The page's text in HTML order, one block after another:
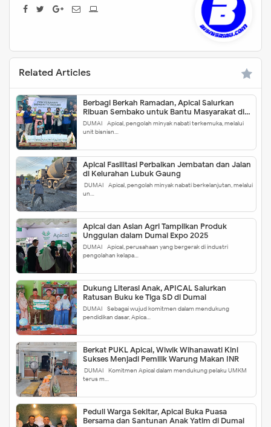
Related Articles
Berbagi Berkah Ramadan, Apical Salurkan
Ribuan Sembako untuk Bantu Masyarakat di
Dumai
DUMAI - Apical, pengolah minyak nabati terkemuka, melalui
unit bisnisn…
Apical Fasilitasi Perbaikan Jembatan dan Jalan
di Kelurahan Lubuk Gaung
DUMAI - Apical, pengolah minyak nabati berkelanjutan, melalui
un…
Apical dan Asian Agri Tampilkan Produk
Unggulan dalam Dumai Expo 2025
DUMAI - Apical, perusahaan yang bergerak di industri
pengolahan kelapa…
Dukung Literasi Anak, APICAL Salurkan
Ratusan Buku ke Tiga SD di Dumai
DUMAI - Sebagai wujud komitmen dalam mendukung
pendidikan dasar, Apica…
Berkat PUKL Apical, Wiwik Wihanawati Kini
Sukses Menjadi Pemilik Warung Makan INR
DUMAI - Komitmen Apical dalam mendukung pelaku UMKM
terus m…
Peduli Warga Sekitar, Apical Buka Puasa
Bersama dan Santunan Anak Yatim di Dumai